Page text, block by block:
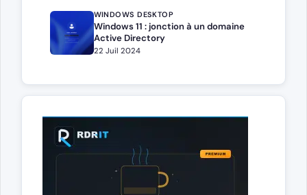
WINDOWS DESKTOP
Windows 11 : jonction à un domaine
Active Directory
22 Juil 2024